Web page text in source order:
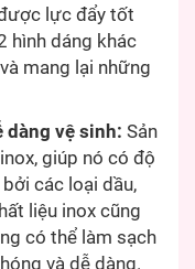
lực đẩy tốt
hình dáng khác
mang lại những
dàng vệ sinh: Sản
giúp nó có độ
các loại dầu,
liệu inox cũng
có thể làm sạch
và dễ dàng.